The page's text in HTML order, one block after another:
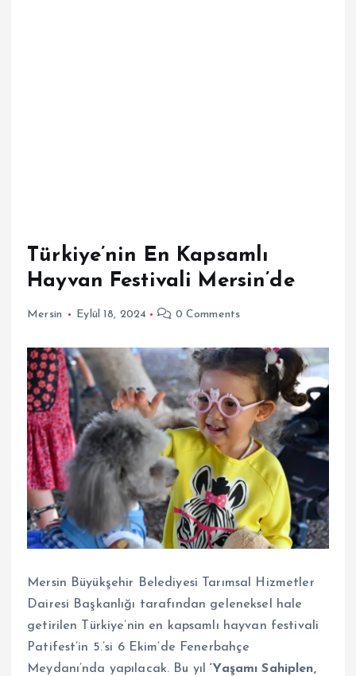
Türkiye’nin En Kapsamlı
Hayvan Festivali Mersin’de
Mersin Eylül 18, 2024 0 Comments
Mersin Büyükşehir Belediyesi Tarımsal Hizmetler
Dairesi Başkanlığı tarafından geleneksel hale
getirilen Türkiye’nin en kapsamlı hayvan festivali
Patifest’in 5.’si 6 Ekim’de Fenerbahçe
Meydanı’nda yapılacak. Bu yıl‘Yaşamı Sahiplen,